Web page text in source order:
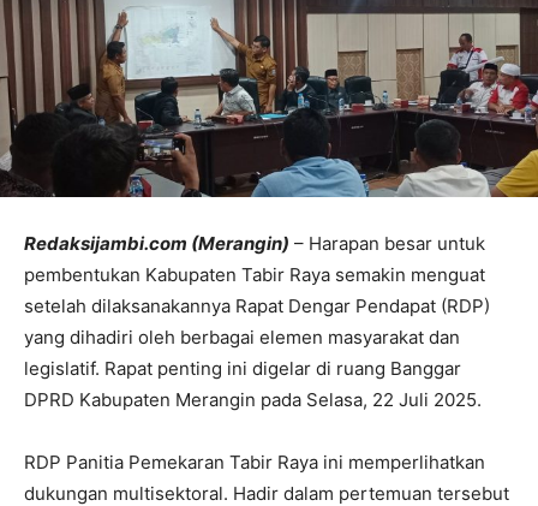
Redaksijambi.com (Merangin) – Harapan besar untuk
pembentukan Kabupaten Tabir Raya semakin menguat
setelah dilaksanakannya Rapat Dengar Pendapat (RDP)
yang dihadiri oleh berbagai elemen masyarakat dan
legislatif. Rapat penting ini digelar di ruang Banggar
DPRD Kabupaten Merangin pada Selasa, 22 Juli 2025.
RDP Panitia Pemekaran Tabir Raya ini memperlihatkan
dukungan multisektoral. Hadir dalam pertemuan tersebut